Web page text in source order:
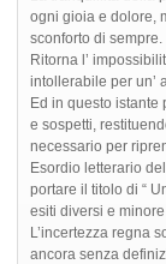
ogni gioia e dolore,
sconforto di sempre.
Ritorna l’
intollerabile per un’
Ed in questo istante
e sospetti,
necessario per
Esordio letterario
portare il titolo di “
esiti diversi e
L’incertezza regna
ancora senza